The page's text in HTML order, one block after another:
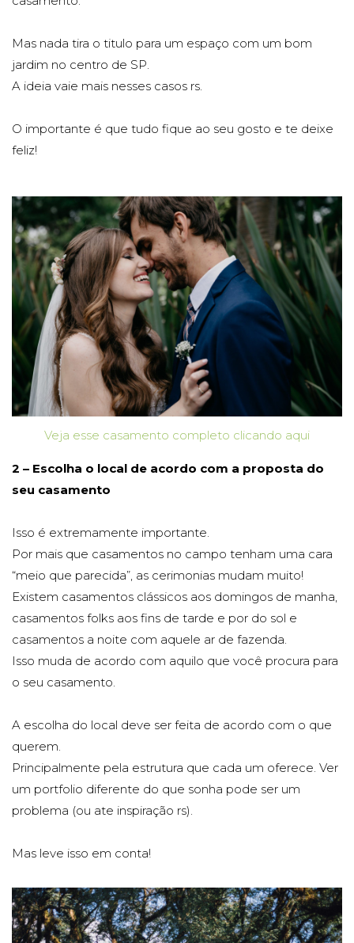
Mas nada tira o titulo para um espaço com um bom
jardim no centro de SP.
A ideia vaie mais nesses casos rs.
O importante é que tudo fique ao seu gosto e te deixe
feliz!
Veja esse casamento completo clicando aqui
2 – Escolha o local de acordo com a proposta do
seu casamento
Isso é extremamente importante.
Por mais que casamentos no campo tenham uma cara
“meio que parecida”, as cerimonias mudam muito!
Existem casamentos clássicos aos domingos de manha,
casamentos folks aos fins de tarde e por do sol e
casamentos a noite com aquele ar de fazenda.
Isso muda de acordo com aquilo que você procura para
o seu casamento.
A escolha do local deve ser feita de acordo com o que
querem.
Principalmente pela estrutura que cada um oferece. Ver
um portfolio diferente do que sonha pode ser um
problema (ou ate inspiração rs).
Mas leve isso em conta!